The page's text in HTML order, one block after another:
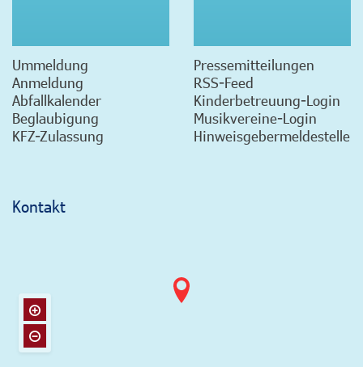
Ummeldung
Anmeldung
Abfallkalender
Beglaubigung
KFZ-Zulassung
Pressemitteilungen
RSS-Feed
Kinderbetreuung-Login
Musikvereine-Login
Hinweisgebermeldestelle
Kontakt